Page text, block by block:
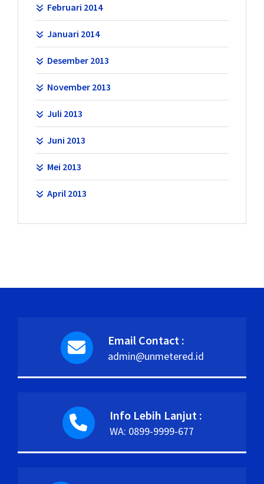
Februari 2014
Januari 2014
Desember 2013
November 2013
Juli 2013
Juni 2013
Mei 2013
April 2013
Email Contact :
admin@unmetered.id
Info Lebih Lanjut :
WA: 0899-9999-677